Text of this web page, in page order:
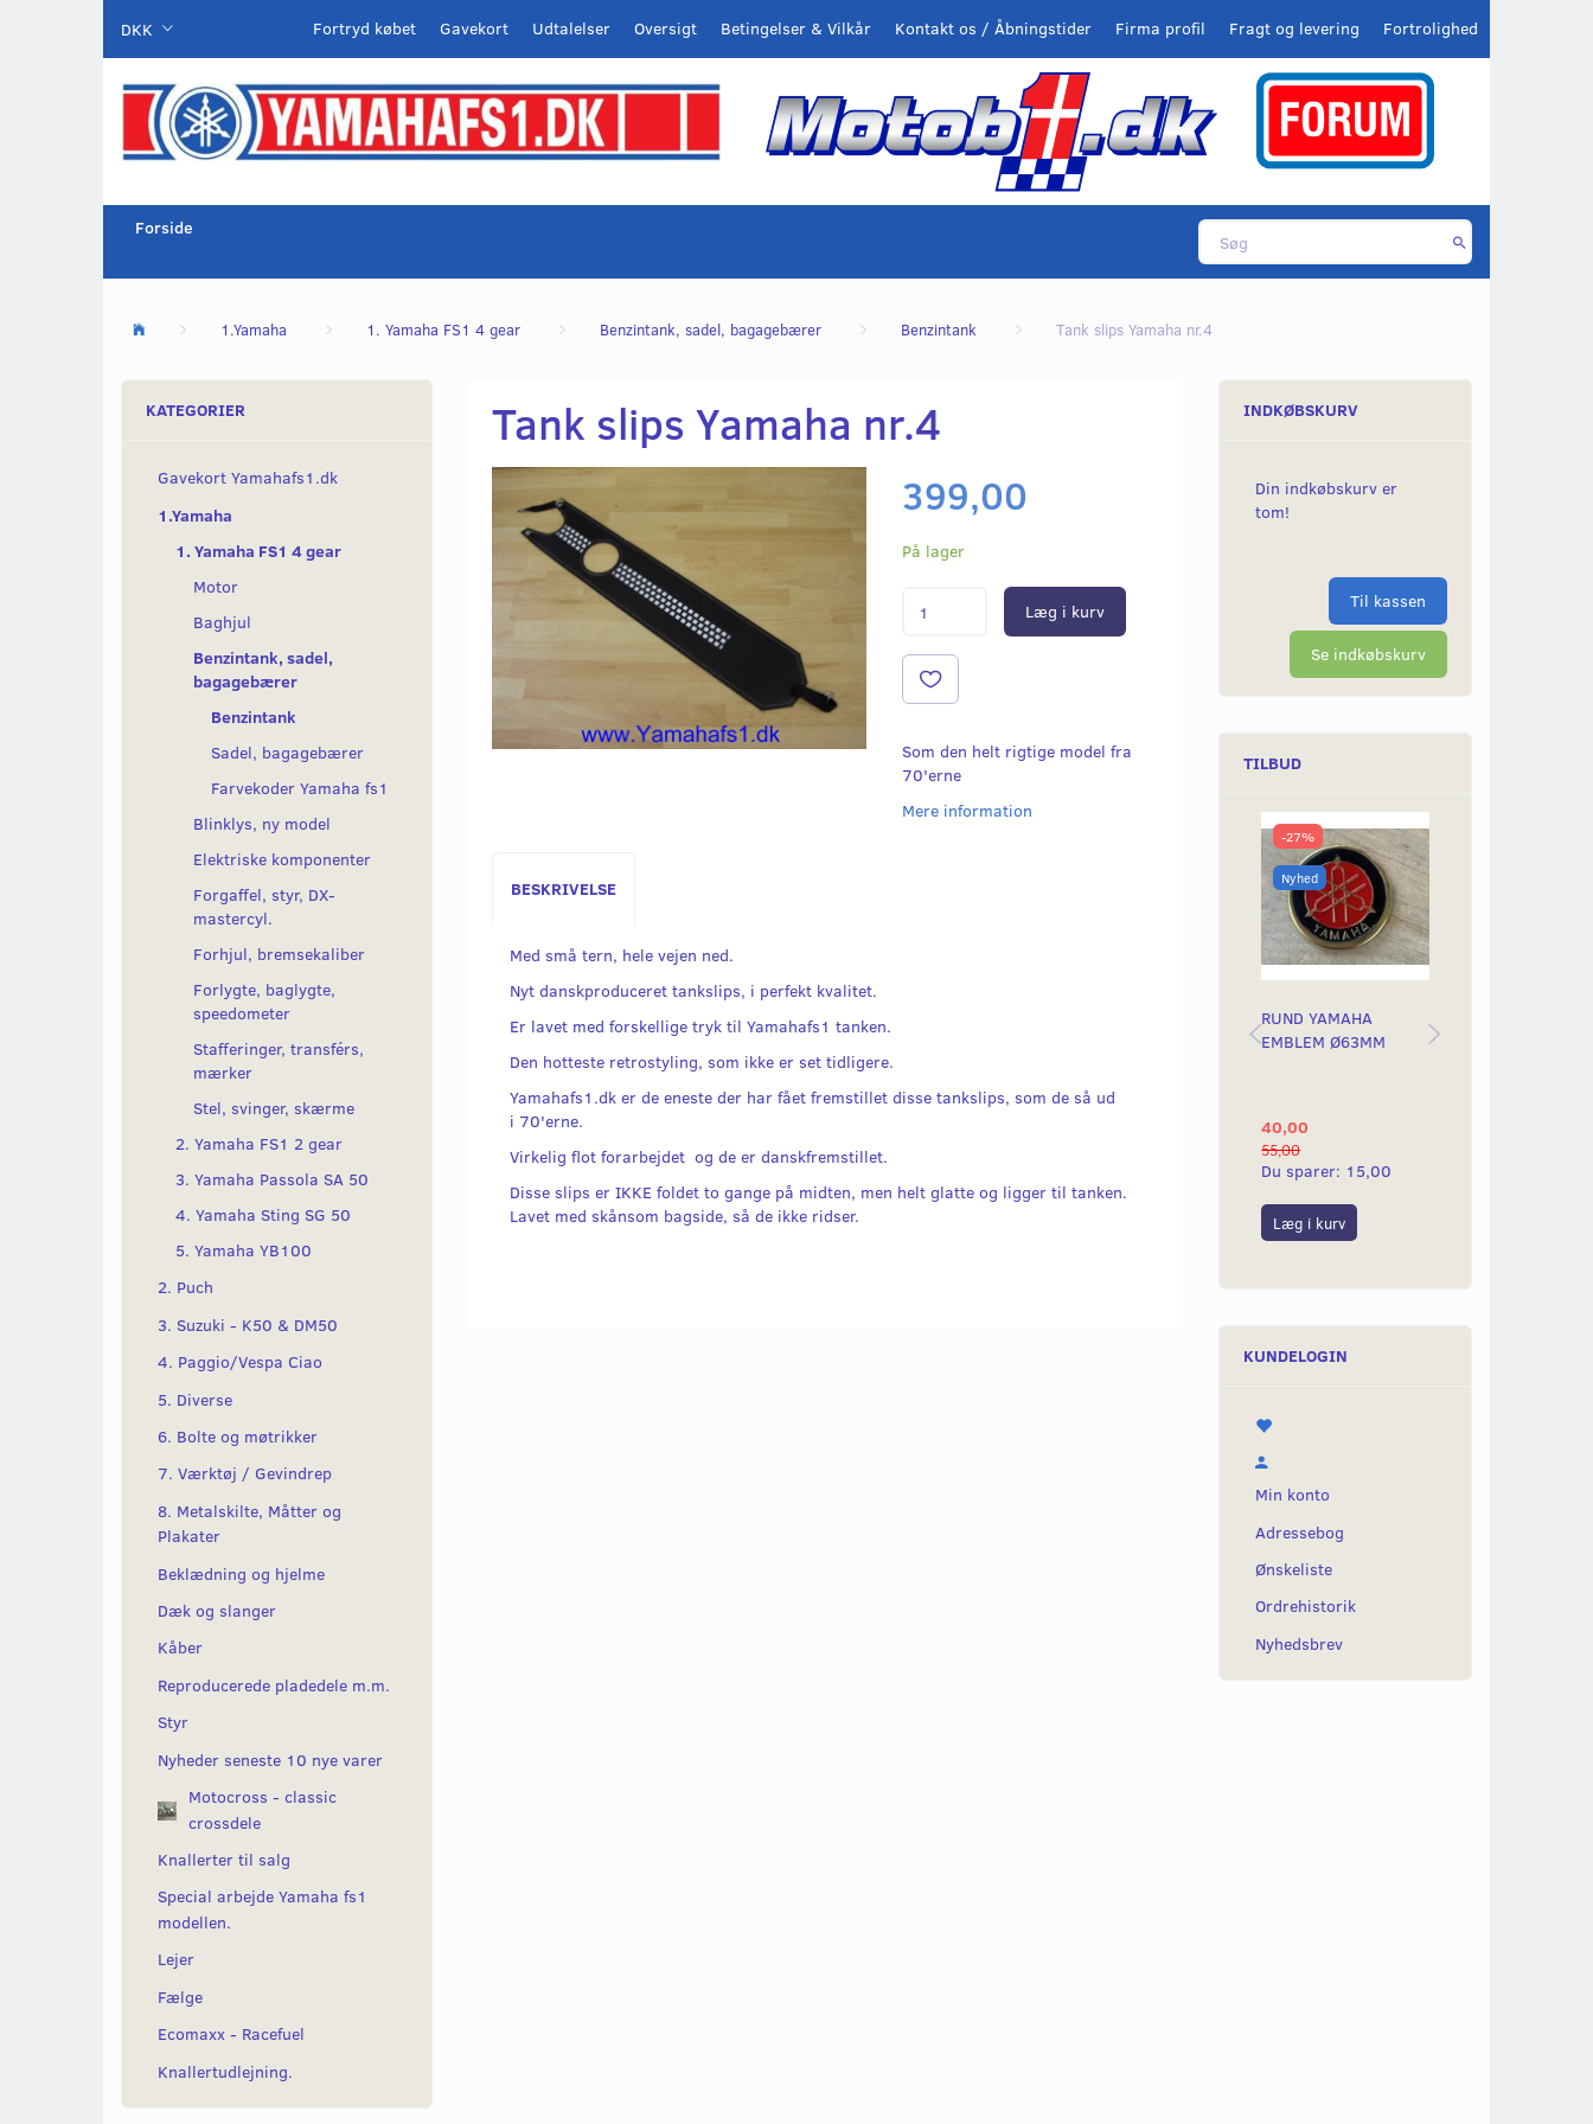
DKK Fortrolighed
Fragt og levering
Firma profil
Kontakt os / Åbningstider
Betingelser & Vilkår
Oversigt
Udtalelser
Gavekort
Fortryd købet
Forside
1.Yamaha 1. Yamaha FS1 4 gear Benzintank, sadel, bagagebærer Benzintank Tank slips Yamaha nr.4
KATEGORIER
Gavekort Yamahafs1.dk
1.Yamaha
1. Yamaha FS1 4 gear
Motor
Baghjul
Benzintank, sadel,
bagagebærer
Benzintank
Sadel, bagagebærer
Farvekoder Yamaha fs1
Blinklys, ny model
Elektriske komponenter
Forgaffel, styr, DX-
mastercyl.
Forhjul, bremsekaliber
Forlygte, baglygte,
speedometer
Stafferinger, transférs,
mærker
Stel, svinger, skærme
2. Yamaha FS1 2 gear
3. Yamaha Passola SA 50
4. Yamaha Sting SG 50
5. Yamaha YB100
2. Puch
3. Suzuki - K50 & DM50
4. Paggio/Vespa Ciao
5. Diverse
6. Bolte og møtrikker
7. Værktøj / Gevindrep
8. Metalskilte, Måtter og
Plakater
Beklædning og hjelme
Dæk og slanger
Kåber
Reproducerede pladedele m.m.
Styr
Nyheder seneste 10 nye varer
Motocross - classic
crossdele
Knallerter til salg
Special arbejde Yamaha fs1
modellen.
Lejer
Fælge
Ecomaxx - Racefuel
Knallertudlejning.
Tank slips Yamaha nr.4
399,00
På lager
Læg i kurv
Som den helt rigtige model fra
70'erne
Mere information
BESKRIVELSE
Med små tern, hele vejen ned.
Nyt danskproduceret tankslips, i perfekt kvalitet.
Er lavet med forskellige tryk til Yamahafs1 tanken.
Den hotteste retrostyling, som ikke er set tidligere.
Yamahafs1.dk er de eneste der har fået fremstillet disse tankslips, som de så ud
i 70'erne.
Virkelig flot forarbejdet og de er danskfremstillet.
Disse slips er IKKE foldet to gange på midten, men helt glatte og ligger til tanken.
Lavet med skånsom bagside, så de ikke ridser.
INDKØBSKURV
Din indkøbskurv er
tom!
Til kassen
Se indkøbskurv
TILBUD
-27%
Nyhed
RUND YAMAHA
EMBLEM Ø63MM
40,00
55,00
Du sparer: 15,00
Læg i kurv
KUNDELOGIN
Min konto
Adressebog
Ønskeliste
Ordrehistorik
Nyhedsbrev